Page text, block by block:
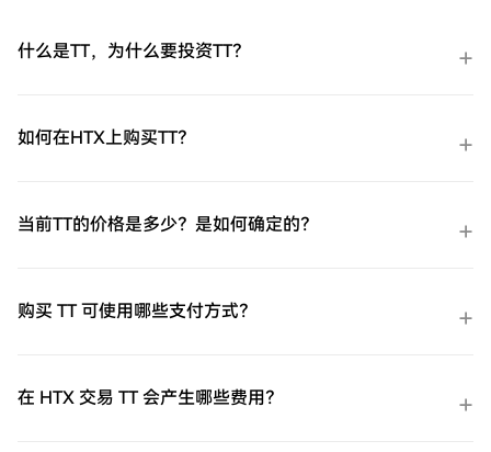
什么是TT，为什么要投资TT？
如何在HTX上购买TT？
当前TT的价格是多少？是如何确定的？
购买 TT 可使用哪些支付方式？
在 HTX 交易 TT 会产生哪些费用？